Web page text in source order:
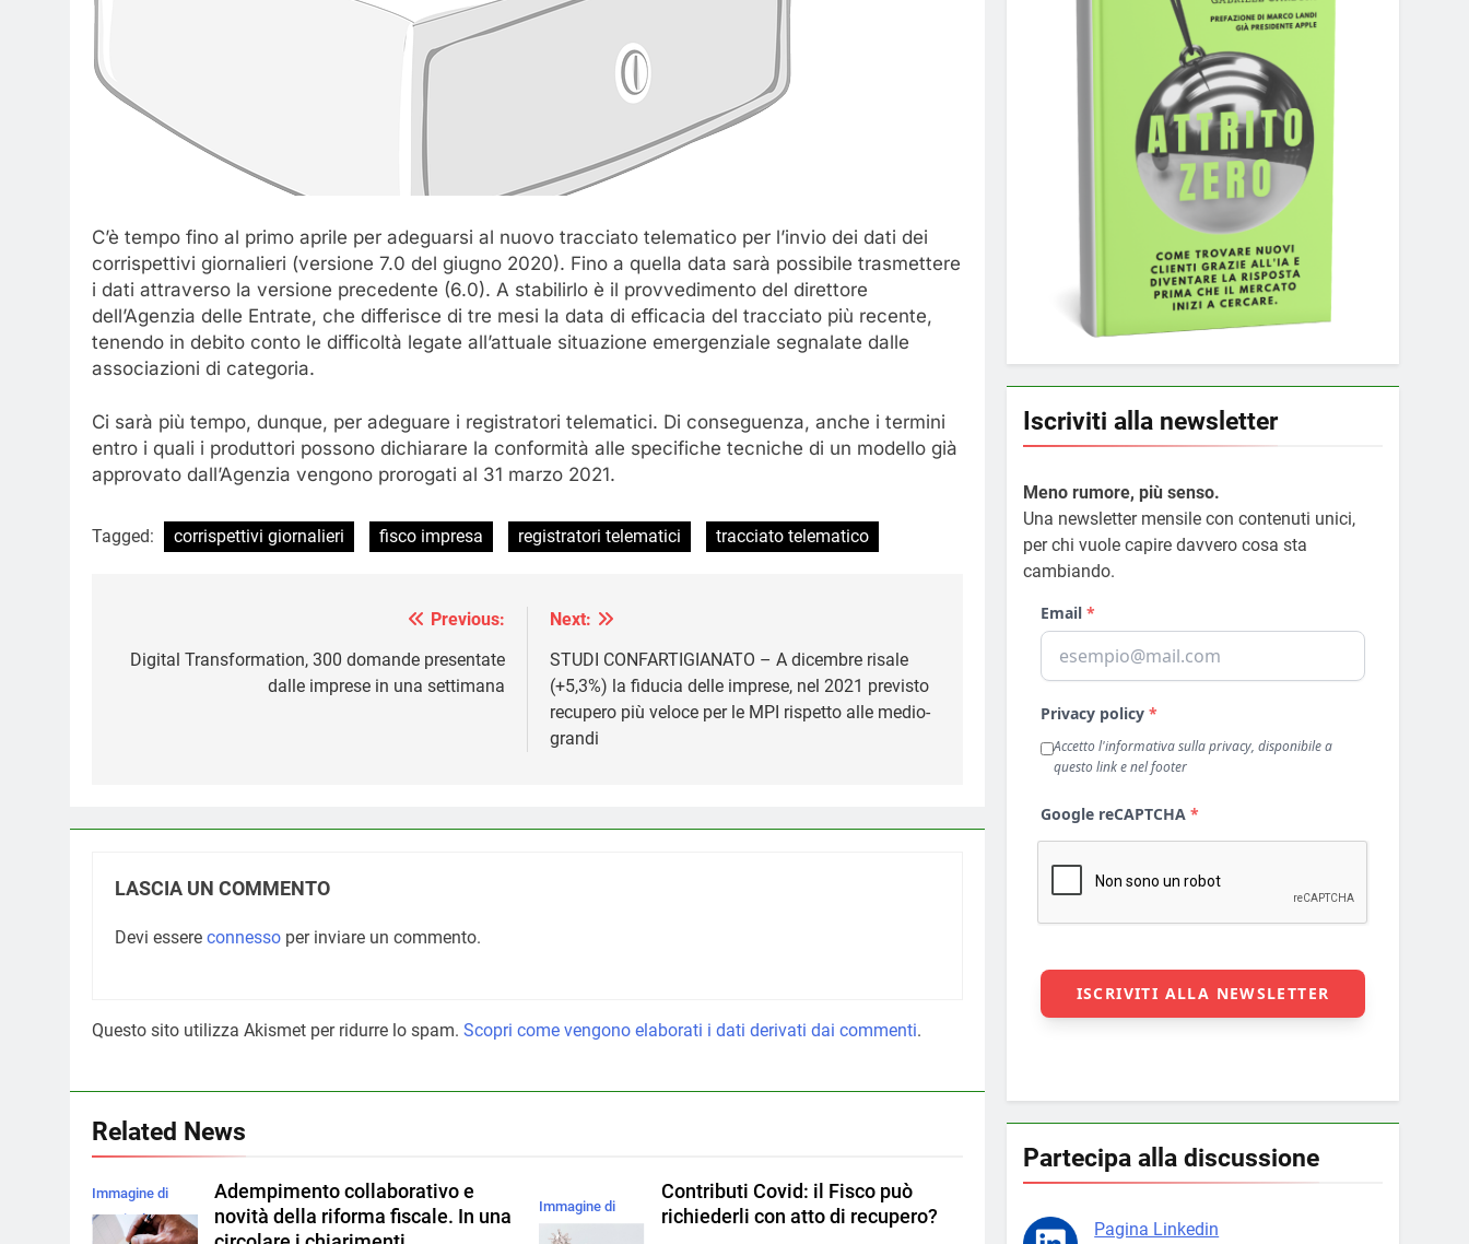
C’è tempo fino al primo aprile per adeguarsi al nuovo tracciato telematico per l’invio dei dati dei
corrispettivi giornalieri (versione 7.0 del giugno 2020). Fino a quella data sarà possibile trasmettere
i dati attraverso la versione precedente (6.0). A stabilirlo è il provvedimento del direttore
dell’Agenzia delle Entrate, che differisce di tre mesi la data di efficacia del tracciato più recente,
tenendo in debito conto le difficoltà legate all’attuale situazione emergenziale segnalate dalle
associazioni di categoria.
Ci sarà più tempo, dunque, per adeguare i registratori telematici. Di conseguenza, anche i termini
entro i quali i produttori possono dichiarare la conformità alle specifiche tecniche di un modello già
approvato dall’Agenzia vengono prorogati al 31 marzo 2021.
Tagged: corrispettivi giornalieri fisco impresa registratori telematici tracciato telematico
articoli
Previous:
Digital Transformation, 300 domande presentate
dalle imprese in una settimana
Next:
STUDI CONFARTIGIANATO – A dicembre risale
(+5,3%) la fiducia delle imprese, nel 2021 previsto
recupero più veloce per le MPI rispetto alle medio-
grandi
LASCIA UN COMMENTO
Devi essere connesso per inviare un commento.
Questo sito utilizza Akismet per ridurre lo spam. Scopri come vengono elaborati i dati derivati dai commenti.
Related News
Immagine di
rawpixel.com su
Adempimento collaborativo e
novità della riforma fiscale. In una
Immagine di
magnific
Contributi Covid: il Fisco può
richiederli con atto di recupero?
Iscriviti alla newsletter
Meno rumore, più senso.
Una newsletter mensile con contenuti unici,
per chi vuole capire davvero cosa sta
cambiando.
Partecipa alla discussione
Pagina Linkedin